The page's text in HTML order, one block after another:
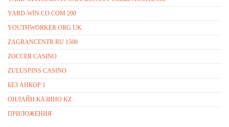
YARD-WIN.CO.COM 200
YOUTHWORKER.ORG.UK
ZAGRANCENTR.RU 1500
ZOCCER CASINO
ZULUSPINS CASINO
БЕЗ АНКОР 1
ОНЛАЙН КАЗИНО KZ
ПРИЛОЖЕНИЯ